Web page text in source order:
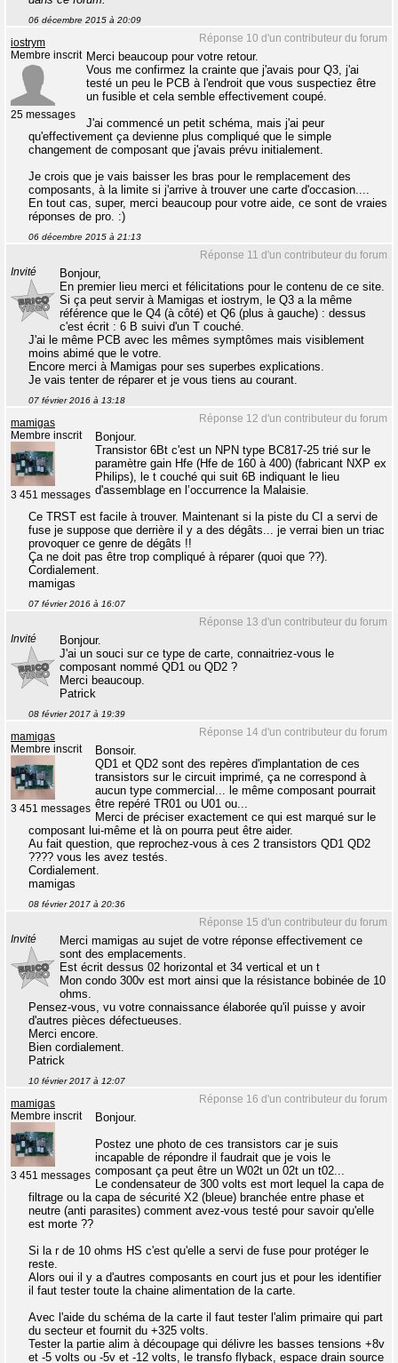
06 décembre 2015 à 20:09
Réponse 10 d'un contributeur du forum
iostrym
Membre inscrit
25 messages
Merci beaucoup pour votre retour.
Vous me confirmez la crainte que j'avais pour Q3, j'ai
testé un peu le PCB à l'endroit que vous suspectiez être
un fusible et cela semble effectivement coupé.
J'ai commencé un petit schéma, mais j'ai peur
qu'effectivement ça devienne plus compliqué que le simple
changement de composant que j'avais prévu initialement.
Je crois que je vais baisser les bras pour le remplacement des
composants, à la limite si j'arrive à trouver une carte d'occasion....
En tout cas, super, merci beaucoup pour votre aide, ce sont de vraies
réponses de pro. :)
06 décembre 2015 à 21:13
Réponse 11 d'un contributeur du forum
Invité
Bonjour,
En premier lieu merci et félicitations pour le contenu de ce site.
Si ça peut servir à Mamigas et iostrym, le Q3 a la même
référence que le Q4 (à côté) et Q6 (plus à gauche) : dessus
c'est écrit : 6 B suivi d'un T couché.
J'ai le même PCB avec les mêmes symptômes mais visiblement
moins abimé que le votre.
Encore merci à Mamigas pour ses superbes explications.
Je vais tenter de réparer et je vous tiens au courant.
07 février 2016 à 13:18
Réponse 12 d'un contributeur du forum
mamigas
Membre inscrit
3 451 messages
Bonjour.
Transistor 6Bt c'est un NPN type BC817-25 trié sur le
paramètre gain Hfe (Hfe de 160 à 400) (fabricant NXP ex
Philips), le t couché qui suit 6B indiquant le lieu
d'assemblage en l’occurrence la Malaisie.
Ce TRST est facile à trouver. Maintenant si la piste du CI a servi de
fuse je suppose que derrière il y a des dégâts... je verrai bien un triac
provoquer ce genre de dégâts !!
Ça ne doit pas être trop compliqué à réparer (quoi que ??).
Cordialement.
mamigas
07 février 2016 à 16:07
Réponse 13 d'un contributeur du forum
Invité
Bonjour.
J'ai un souci sur ce type de carte, connaitriez-vous le
composant nommé QD1 ou QD2 ?
Merci beaucoup.
Patrick
08 février 2017 à 19:39
Réponse 14 d'un contributeur du forum
mamigas
Membre inscrit
3 451 messages
Bonsoir.
QD1 et QD2 sont des repères d'implantation de ces
transistors sur le circuit imprimé, ça ne correspond à
aucun type commercial... le même composant pourrait
être repéré TR01 ou U01 ou...
Merci de préciser exactement ce qui est marqué sur le
composant lui-même et là on pourra peut être aider.
Au fait question, que reprochez-vous à ces 2 transistors QD1 QD2
???? vous les avez testés.
Cordialement.
mamigas
08 février 2017 à 20:36
Réponse 15 d'un contributeur du forum
Invité
Merci mamigas au sujet de votre réponse effectivement ce
sont des emplacements.
Est écrit dessus 02 horizontal et 34 vertical et un t
Mon condo 300v est mort ainsi que la résistance bobinée de 10
ohms.
Pensez-vous, vu votre connaissance élaborée qu'il puisse y avoir
d'autres pièces défectueuses.
Merci encore.
Bien cordialement.
Patrick
10 février 2017 à 12:07
Réponse 16 d'un contributeur du forum
mamigas
Membre inscrit
3 451 messages
Bonjour.
Postez une photo de ces transistors car je suis
incapable de répondre il faudrait que je vois le
composant ça peut être un W02t un 02t un t02...
Le condensateur de 300 volts est mort lequel la capa de
filtrage ou la capa de sécurité X2 (bleue) branchée entre phase et
neutre (anti parasites) comment avez-vous testé pour savoir qu'elle
est morte ??
Si la r de 10 ohms HS c'est qu'elle a servi de fuse pour protéger le
reste.
Alors oui il y a d'autres composants en court jus et pour les identifier
il faut tester toute la chaine alimentation de la carte.
Avec l'aide du schéma de la carte il faut tester l'alim primaire qui part
du secteur et fournit du +325 volts.
Tester la partie alim à découpage qui délivre les basses tensions +8v
et -5 volts ou -5v et -12 volts, le transfo flyback, espace drain source